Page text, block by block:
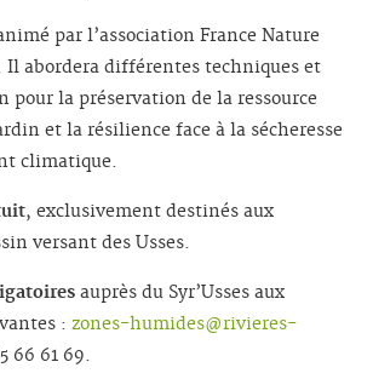
par l’association France Nature
abordera différentes techniques et
pour la préservation de la ressource
et la résilience face à la sécheresse
climatique.
, exclusivement destinés aux
versant des Usses.
auprès du Syr’Usses aux
: zones-humides@rivieres-
66 61 69.